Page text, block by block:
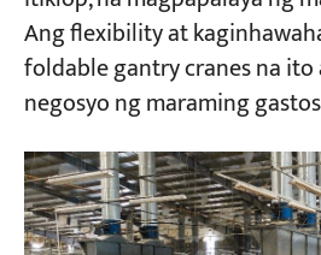
Ang flexibility at
foldable gantry cranes na ito
negosyo ng maraming